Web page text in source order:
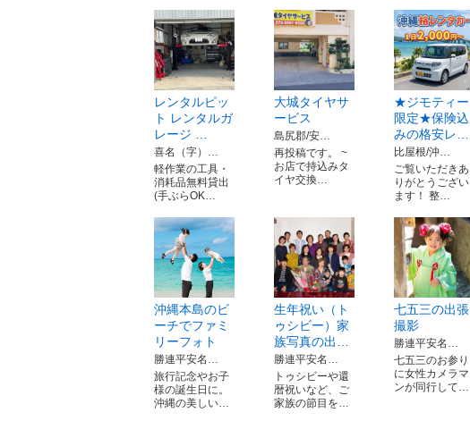
レンタルピッ
ト レンタルガ
レージ …
喜名（字）…
軽作業の工具・
消耗品無料貸出
(手ぶらOK…
大城タイヤサ
ービス
島尻郡/安…
再投稿です。 ~
お店で持込みタ
イヤ交換…
★ジモティー
限定★保険込
みの格安レ…
比屋根/沖…
ご覧いただきあ
りがとうござい
ます！ 整…
沖縄本島のビ
ーチでファミ
リーフォト
勝連平安名…
旅行記念やお子
様の誕生日に。
沖縄の美しい…
生年祝い（ト
ゥシビー）家
族写真の出…
勝連平安名…
トゥシビーや還
暦祝いなど、ご
家族の節目を…
七五三の出張
撮影
勝連平安名…
七五三のお参り
に女性カメラマ
ンが同行して…